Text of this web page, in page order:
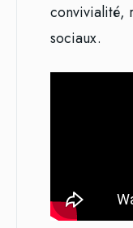
convivialité,
sociaux.